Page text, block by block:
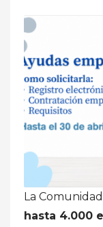
La
hasta 4.000